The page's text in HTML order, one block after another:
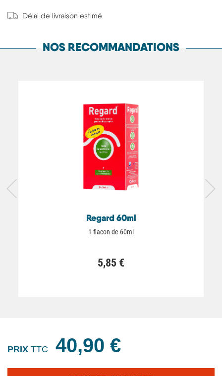
Délai de livraison estimé
NOS RECOMMANDATIONS
Regard 60ml
1 flacon de 60ml
5,85 €
PRIX TTC 40,90 €